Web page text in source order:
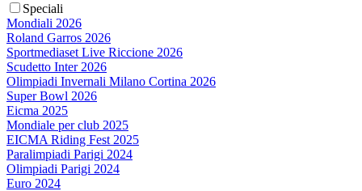
Speciali
Mondiali 2026
Roland Garros 2026
Sportmediaset Live Riccione 2026
Scudetto Inter 2026
Olimpiadi Invernali Milano Cortina 2026
Super Bowl 2026
Eicma 2025
Mondiale per club 2025
EICMA Riding Fest 2025
Paralimpiadi Parigi 2024
Olimpiadi Parigi 2024
Euro 2024